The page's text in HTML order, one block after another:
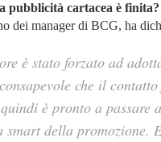
pubblicità cartacea è finita?
dei manager di BCG, ha
è stato forzato ad
che il
quindi è pronto a passare a
smart della promozione.